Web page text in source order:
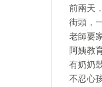
前兩天
街頭，
老師要
阿姨教
有奶奶
不忍心